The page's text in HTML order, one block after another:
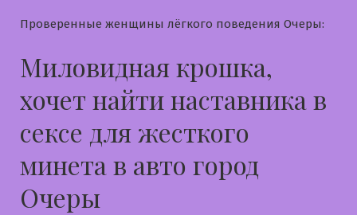
Проверенные женщины лёгкого поведения Очеры:
Миловидная крошка,
хочет найти наставника в
сексе для жесткого
минета в авто город
Очеры